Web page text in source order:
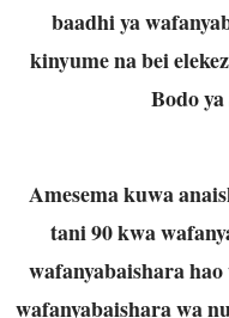
baadhi ya
kinyume na bei
Bodo
Amesema kuwa
tani 90 kwa
wafanyabaishara
wafanyabaishara wa